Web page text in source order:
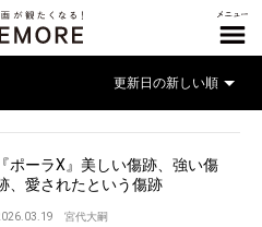
『ポーラX』美しい傷跡、強い傷
、愛されたという傷跡
宮代大嗣